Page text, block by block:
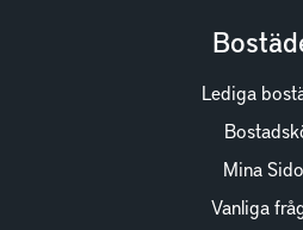
Lediga
Mina
Vanliga